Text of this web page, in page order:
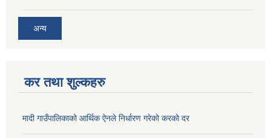
अन्य
कर तथा शुल्कहरु
मादी गाउँपालिकाको आर्थिक ऐनले निर्धारण गरेको करको दर